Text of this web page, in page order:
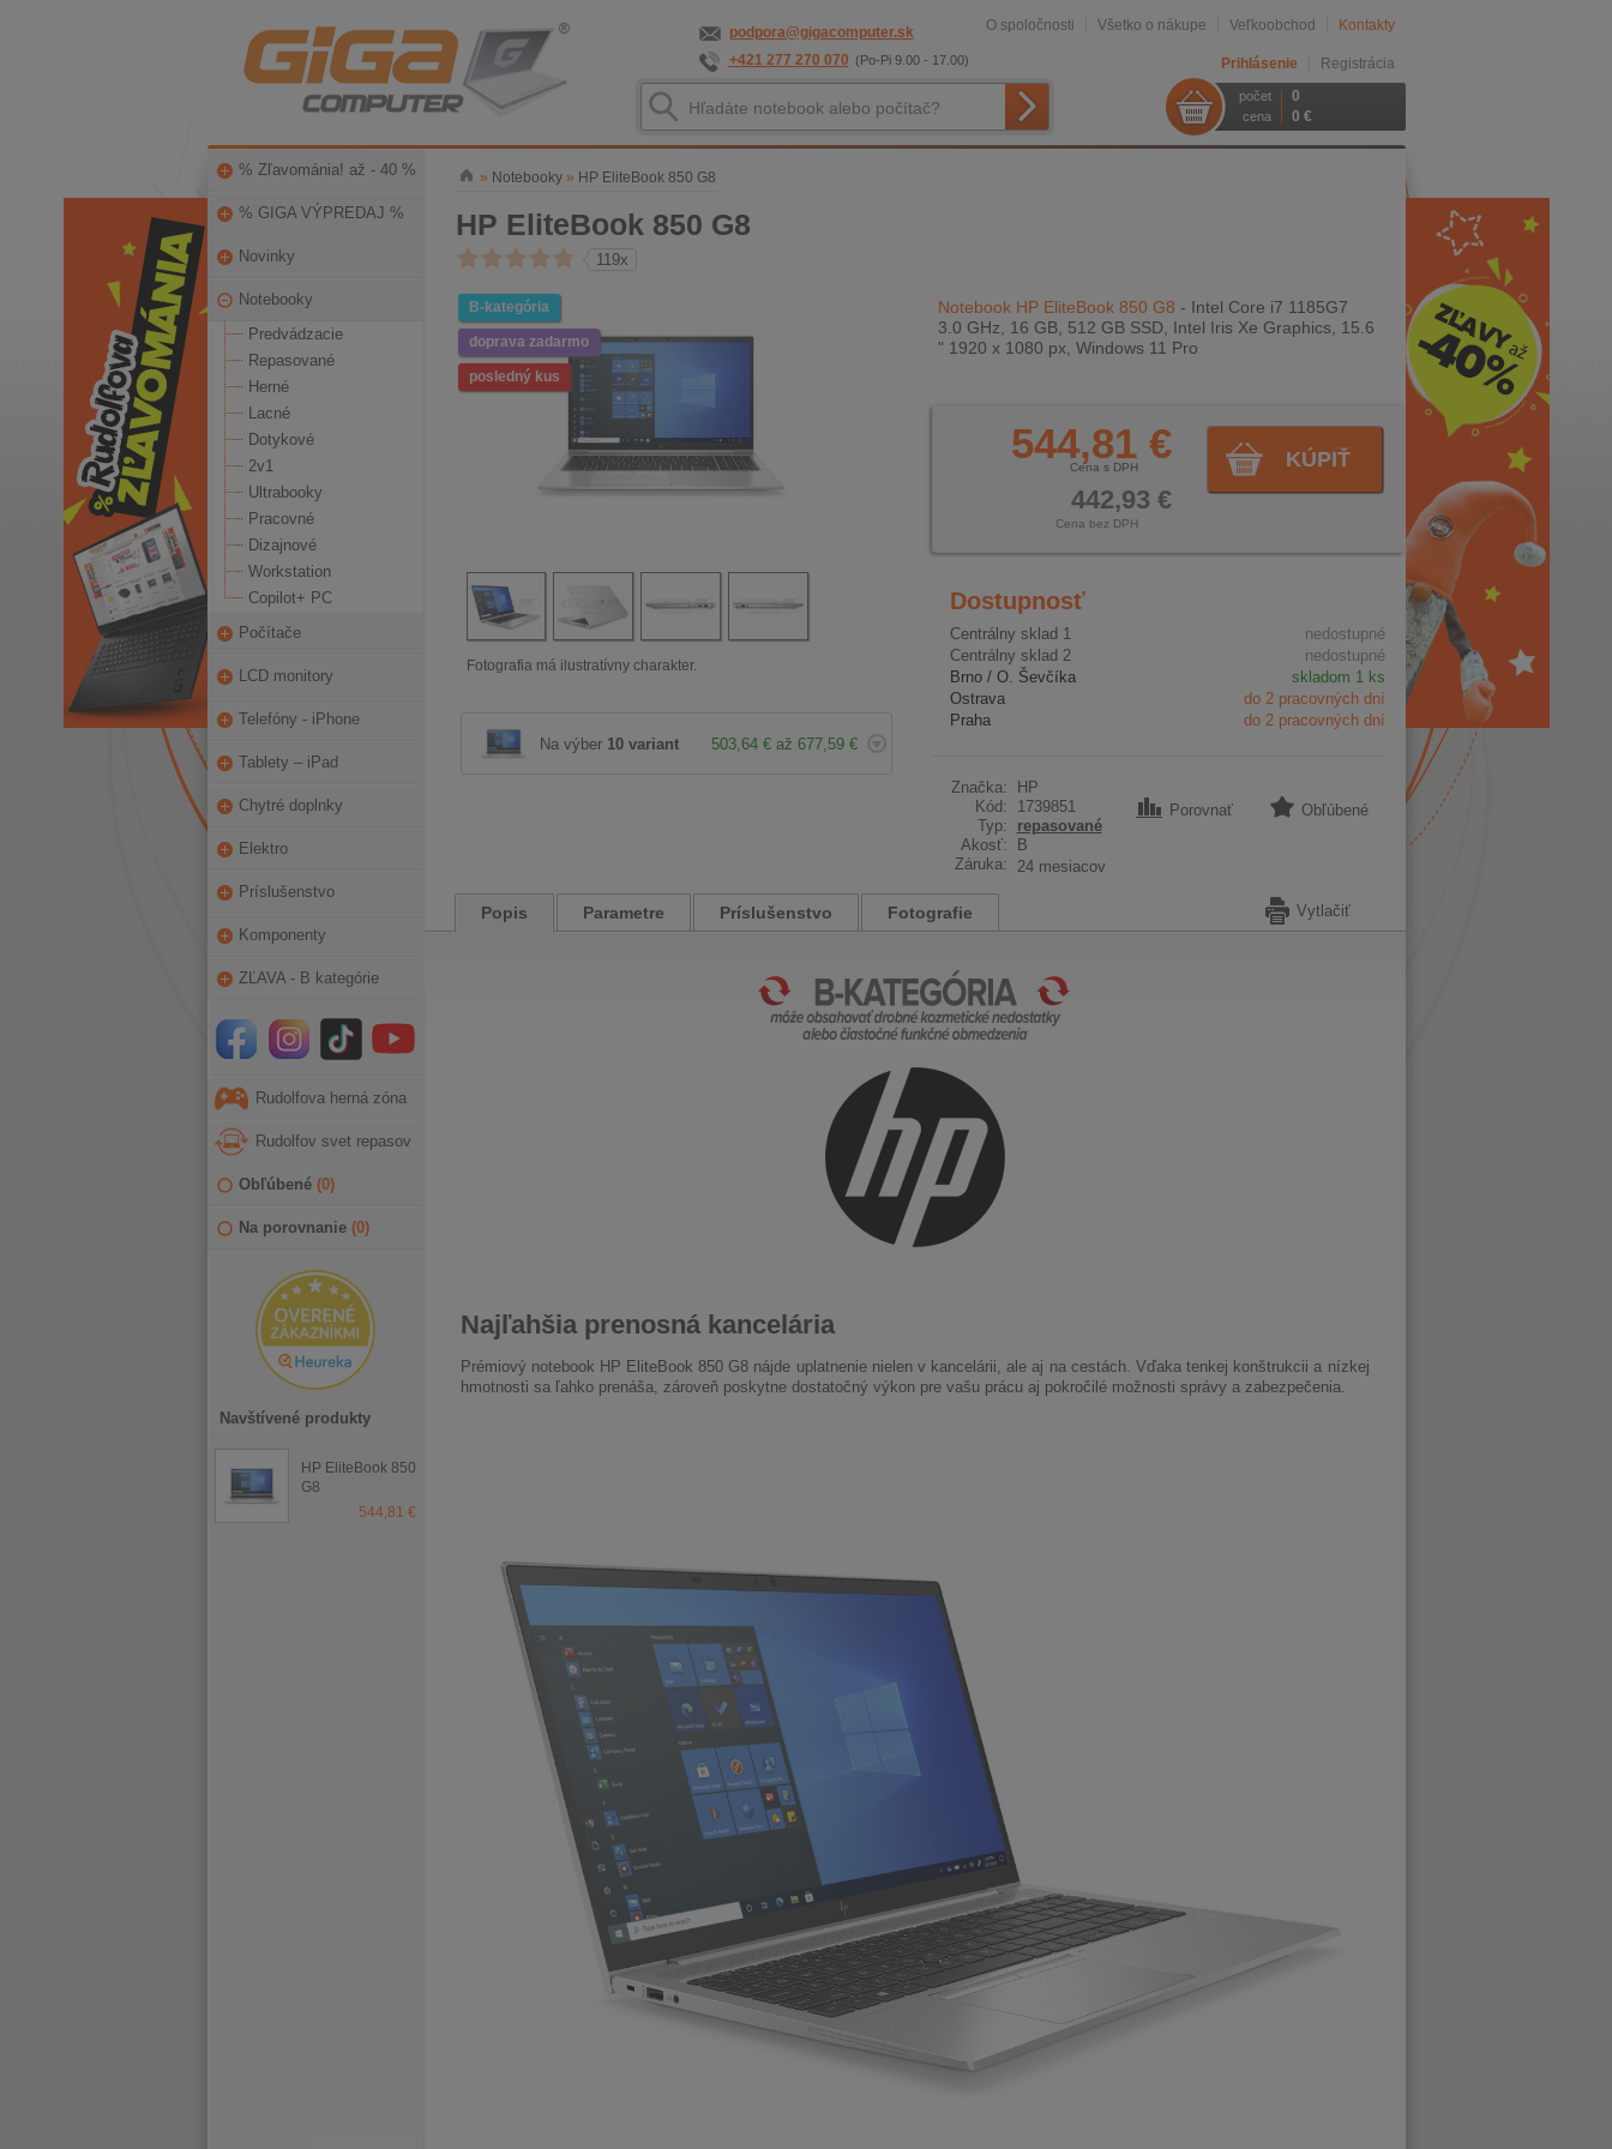
podpora@gigacomputer.sk
+421 277 270 070 (Po-Pi 9.00 - 17.00)
O spoločnosti Všetko o nákupe Veľkoobchod Kontakty
Prihlásenie Registrácia
počet 0
cena 0 €
% Zľavománia! až - 40 %
% GIGA VÝPREDAJ %
Novinky
Notebooky
Predvádzacie
Repasované
Herné
Lacné
Dotykové
2v1
Ultrabooky
Pracovné
Dizajnové
Workstation
Copilot+ PC
Počítače
LCD monitory
Telefóny - iPhone
Tablety – iPad
Chytré doplnky
Elektro
Príslušenstvo
Komponenty
ZĽAVA - B kategórie
Rudolfova herná zóna
Rudolfov svet repasov
Obľúbené (0)
Na porovnanie (0)
Navštívené produkty
HP EliteBook 850
G8
544,81 €
» Notebooky» HP EliteBook 850 G8
HP EliteBook 850 G8
119x
Notebook HP EliteBook 850 G8 - Intel Core i7 1185G7
3.0 GHz, 16 GB, 512 GB SSD, Intel Iris Xe Graphics, 15.6
" 1920 x 1080 px, Windows 11 Pro
KÚPIŤ
544,81 €
Cena s DPH
442,93 €
Cena bez DPH
Dostupnosť
Centrálny sklad 1
nedostupné
Centrálny sklad 2
nedostupné
Brno / O. Ševčíka
skladom 1 ks
Ostrava
do 2 pracovných dní
Praha
do 2 pracovných dní
Značka:
HP
Kód:
1739851
Typ:
repasované
Akosť:
B
Záruka:
24 mesiacov
Porovnať Obľúbené
B-kategória
doprava zadarmo
posledný kus
Fotografia má ilustratívny charakter.
Na výber 10 variant 503,64 € až 677,59 €
Popis Parametre Príslušenstvo Fotografie Vytlačiť
Najľahšia prenosná kancelária
Prémiový notebook HP EliteBook 850 G8 nájde uplatnenie nielen v kancelárii, ale aj na cestách. Vďaka tenkej konštrukcii a nízkej
hmotnosti sa ľahko prenáša, zároveň poskytne dostatočný výkon pre vašu prácu aj pokročilé možnosti správy a zabezpečenia.